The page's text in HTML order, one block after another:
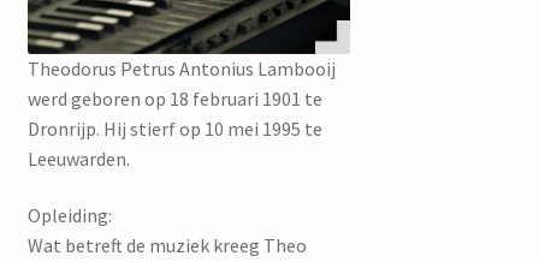
mijn account
Theodorus Petrus Antonius Lambooij
werd geboren op 18 februari 1901 te
Dronrijp. Hij stierf op 10 mei 1995 te
Leeuwarden.
Opleiding:
Wat betreft de muziek kreeg Theo